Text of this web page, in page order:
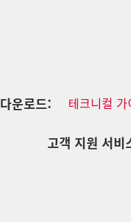
다운로드: 테크니컬 가
고객 지원 서비